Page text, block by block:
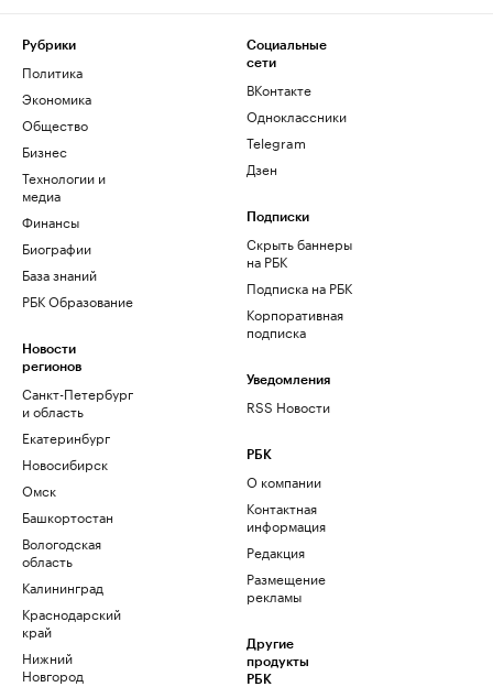
Рубрики
Политика
Экономика
Общество
Бизнес
Технологии и
медиа
Финансы
Биографии
База знаний
РБК Образование
Новости
регионов
Санкт-Петербург
и область
Екатеринбург
Новосибирск
Омск
Башкортостан
Вологодская
область
Калининград
Краснодарский
край
Нижний
Новгород
Социальные
сети
ВКонтакте
Одноклассники
Telegram
Дзен
Подписки
Скрыть баннеры
на РБК
Подписка на РБК
Корпоративная
подписка
Уведомления
RSS Новости
РБК
О компании
Контактная
информация
Редакция
Размещение
рекламы
Другие
продукты
РБК